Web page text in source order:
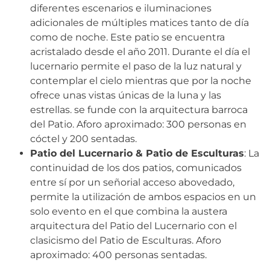
diferentes escenarios e iluminaciones
adicionales de múltiples matices tanto de día
como de noche. Este patio se encuentra
acristalado desde el año 2011. Durante el día el
lucernario permite el paso de la luz natural y
contemplar el cielo mientras que por la noche
ofrece unas vistas únicas de la luna y las
estrellas. se funde con la arquitectura barroca
del Patio. Aforo aproximado: 300 personas en
cóctel y 200 sentadas.
Patio del Lucernario & Patio de Esculturas: La
continuidad de los dos patios, comunicados
entre sí por un señorial acceso abovedado,
permite la utilización de ambos espacios en un
solo evento en el que combina la austera
arquitectura del Patio del Lucernario con el
clasicismo del Patio de Esculturas. Aforo
aproximado: 400 personas sentadas.